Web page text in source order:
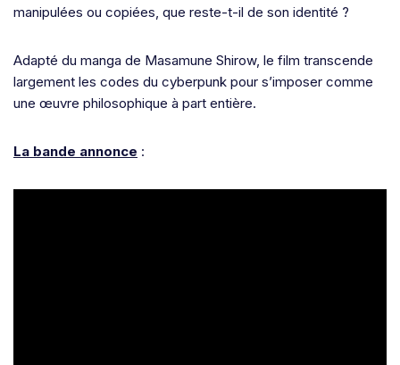
manipulées ou copiées, que reste-t-il de son identité ?
Adapté du manga de Masamune Shirow, le film transcende
largement les codes du cyberpunk pour s’imposer comme
une œuvre philosophique à part entière.
La bande annonce :